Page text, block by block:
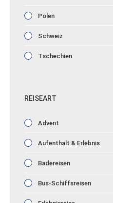
Polen
Schweiz
Tschechien
REISEART
Advent
Aufenthalt & Erlebnis
Badereisen
Bus-Schiffsreisen